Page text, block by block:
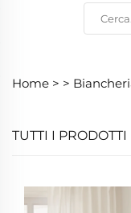
Home > >
TUTTI I PRODOTTI